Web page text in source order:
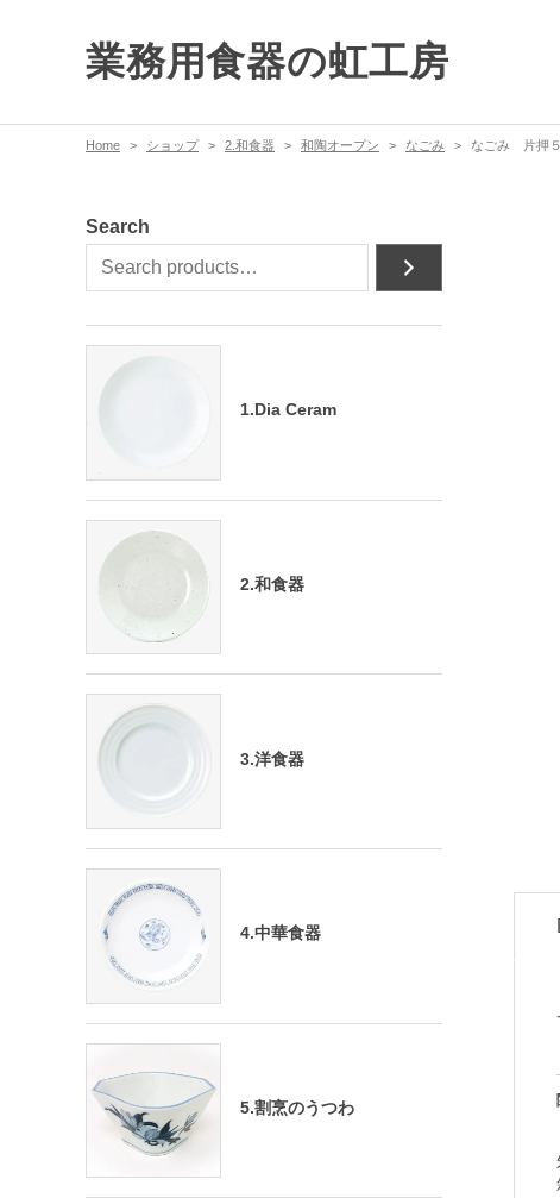
業務用食器の虹工房
Home ショップ 2.和食器 和陶オープン なごみ なごみ 片押
Search
1.Dia Ceram
2.和食器
3.洋食器
4.中華食器
5.割烹のうつわ